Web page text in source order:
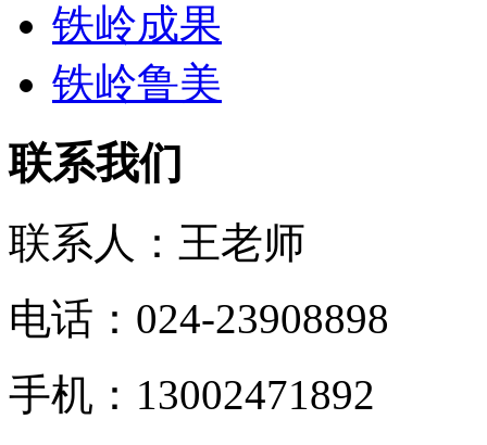
铁岭成果
铁岭鲁美
联系我们
联系人：王老师
电话：024-23908898
手机：13002471892